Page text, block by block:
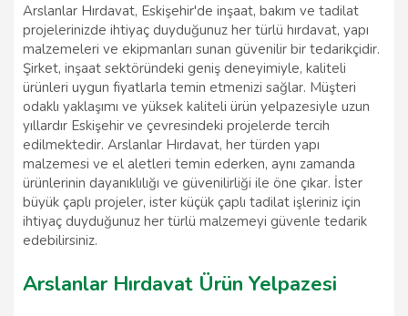
Arslanlar Hırdavat, Eskişehir'de inşaat, bakım ve tadilat
projelerinizde ihtiyaç duyduğunuz her türlü hırdavat, yapı
malzemeleri ve ekipmanları sunan güvenilir bir tedarikçidir.
Şirket, inşaat sektöründeki geniş deneyimiyle, kaliteli
ürünleri uygun fiyatlarla temin etmenizi sağlar. Müşteri
odaklı yaklaşımı ve yüksek kaliteli ürün yelpazesiyle uzun
yıllardır Eskişehir ve çevresindeki projelerde tercih
edilmektedir. Arslanlar Hırdavat, her türden yapı
malzemesi ve el aletleri temin ederken, aynı zamanda
ürünlerinin dayanıklılığı ve güvenilirliği ile öne çıkar. İster
büyük çaplı projeler, ister küçük çaplı tadilat işleriniz için
ihtiyaç duyduğunuz her türlü malzemeyi güvenle tedarik
edebilirsiniz.
Arslanlar Hırdavat Ürün Yelpazesi